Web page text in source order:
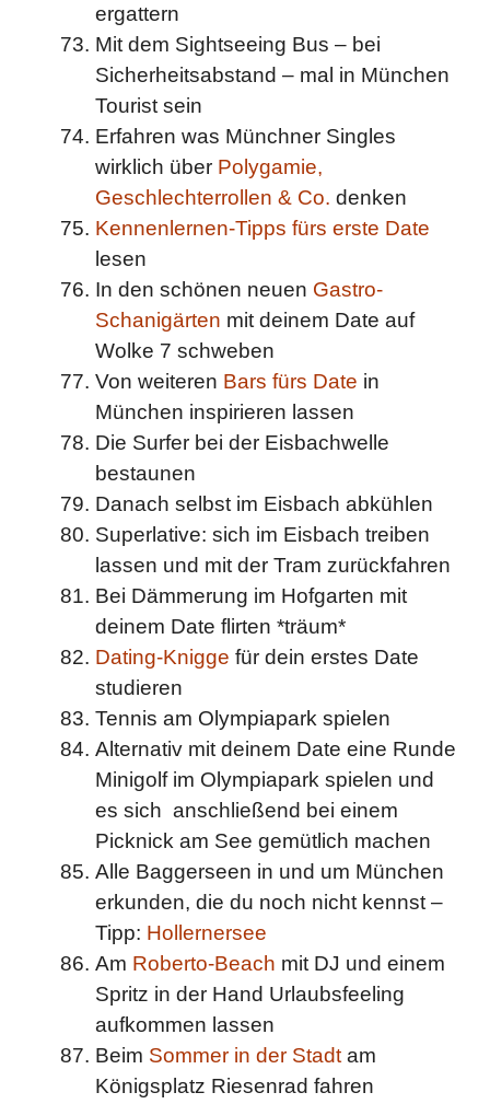
ergattern
Mit dem Sightseeing Bus – bei
Sicherheitsabstand – mal in München
Tourist sein
Erfahren was Münchner Singles
wirklich über Polygamie,
Geschlechterrollen & Co. denken
Kennenlernen-Tipps fürs erste Date
lesen
In den schönen neuen Gastro-
Schanigärten mit deinem Date auf
Wolke 7 schweben
Von weiteren Bars fürs Date in
München inspirieren lassen
Die Surfer bei der Eisbachwelle
bestaunen
Danach selbst im Eisbach abkühlen
Superlative: sich im Eisbach treiben
lassen und mit der Tram zurückfahren
Bei Dämmerung im Hofgarten mit
deinem Date flirten *träum*
Dating-Knigge für dein erstes Date
studieren
Tennis am Olympiapark spielen
Alternativ mit deinem Date eine Runde
Minigolf im Olympiapark spielen und
es sich anschließend bei einem
Picknick am See gemütlich machen
Alle Baggerseen in und um München
erkunden, die du noch nicht kennst –
Tipp: Hollernersee
Am Roberto-Beach mit DJ und einem
Spritz in der Hand Urlaubsfeeling
aufkommen lassen
Beim Sommer in der Stadt am
Königsplatz Riesenrad fahren